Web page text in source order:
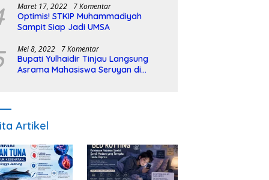
Maret 17, 2022 7 Komentar
Optimis! STKIP Muhammadiyah
Sampit Siap Jadi UMSA
Mei 8, 2022 7 Komentar
Bupati Yulhaidir Tinjau Langsung
Asrama Mahasiswa Seruyan di
Artikel